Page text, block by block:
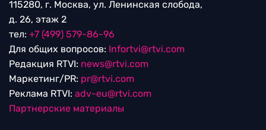
115280, г. Москва, ул. Ленинская слобода,
д. 26, этаж 2
тел: +7 (499) 579-86-96
Для общих вопросов: Infortvi@rtvi.com
Редакция RTVI: news@rtvi.com
Маркетинг/PR: pr@rtvi.com
Реклама RTVI: adv-eu@rtvi.com
Партнерские материалы